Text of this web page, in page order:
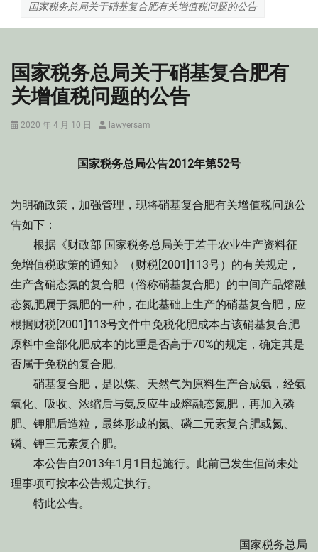
国家税务总局关于硝基复合肥有关增值税问题的公告
国家税务总局关于硝基复合肥有
关增值税问题的公告
Posted
2020 年 4 月 10 日 Authorlawyersam
国家税务总局公告2012年第52号
为明确政策，加强管理，现将硝基复合肥有关增值税问题公
告如下：
根据《财政部 国家税务总局关于若干农业生产资料征
免增值税政策的通知》（财税[2001]113号）的有关规定，
生产含硝态氮的复合肥（俗称硝基复合肥）的中间产品熔融
态氮肥属于氮肥的一种，在此基础上生产的硝基复合肥，应
根据财税[2001]113号文件中免税化肥成本占该硝基复合肥
原料中全部化肥成本的比重是否高于70%的规定，确定其是
否属于免税的复合肥。
硝基复合肥，是以煤、天然气为原料生产合成氨，经氨
氧化、吸收、浓缩后与氨反应生成熔融态氮肥，再加入磷
肥、钾肥后造粒，最终形成的氮、磷二元素复合肥或氮、
磷、钾三元素复合肥。
本公告自2013年1月1日起施行。此前已发生但尚未处
理事项可按本公告规定执行。
特此公告。
国家税务总局